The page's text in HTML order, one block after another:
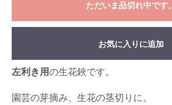
ただいま品切れ中です。
お気に入りに追加
左利き用の生花鋏です。
園芸の芽摘み、生花の茎切りに。